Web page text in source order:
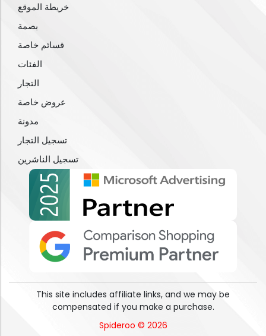
خريطة الموقع
بصمة
قسائم خاصة
الفئات
التجار
عروض خاصة
مدونة
تسجيل التجار
تسجيل الناشرين
This site includes affiliate links, and we may be
compensated if you make a purchase.
Spideroo © 2026